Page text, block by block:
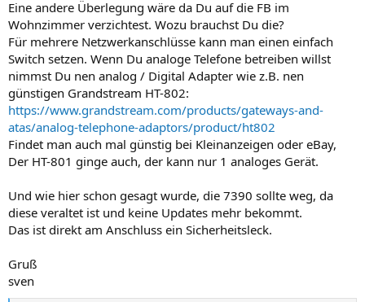
Eine andere Überlegung wäre da Du auf die FB im
Wohnzimmer verzichtest. Wozu brauchst Du die?
Für mehrere Netzwerkanschlüsse kann man einen einfach
Switch setzen. Wenn Du analoge Telefone betreiben willst
nimmst Du nen analog / Digital Adapter wie z.B. nen
günstigen Grandstream HT-802:
https://www.grandstream.com/products/gateways-and-
atas/analog-telephone-adaptors/product/ht802
Findet man auch mal günstig bei Kleinanzeigen oder eBay,
Der HT-801 ginge auch, der kann nur 1 analoges Gerät.
Und wie hier schon gesagt wurde, die 7390 sollte weg, da
diese veraltet ist und keine Updates mehr bekommt.
Das ist direkt am Anschluss ein Sicherheitsleck.
Gruß
sven